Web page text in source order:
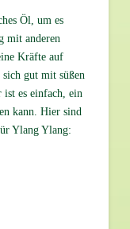
Öl, um es
mit anderen
Kräfte auf
gut mit süßen
es einfach, ein
kann. Hier sind
Ylang Ylang: